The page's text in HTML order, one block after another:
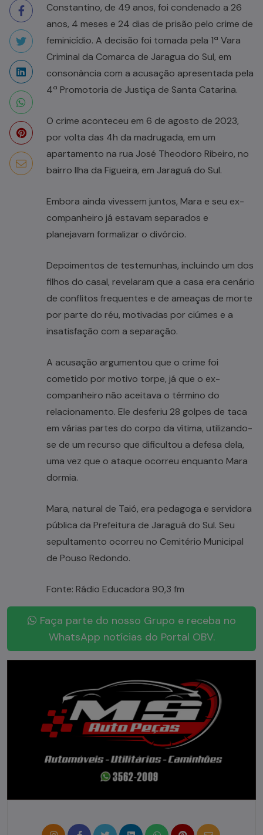
Constantino, de 49 anos, foi condenado a 26
anos, 4 meses e 24 dias de prisão pelo crime de
feminicídio. A decisão foi tomada pela 1ª Vara
Criminal da Comarca de Jaragua do Sul, em
consonância com a acusação apresentada pela
4ª Promotoria de Justiça de Santa Catarina.
O crime aconteceu em 6 de agosto de 2023,
por volta das 4h da madrugada, em um
apartamento na rua José Theodoro Ribeiro, no
bairro Ilha da Figueira, em Jaraguá do Sul.
Embora ainda vivessem juntos, Mara e seu ex-
companheiro já estavam separados e
planejavam formalizar o divórcio.
Depoimentos de testemunhas, incluindo um dos
filhos do casal, revelaram que a casa era cenário
de conflitos frequentes e de ameaças de morte
por parte do réu, motivadas por ciúmes e a
insatisfação com a separação.
A acusação argumentou que o crime foi
cometido por motivo torpe, já que o ex-
companheiro não aceitava o término do
relacionamento. Ele desferiu 28 golpes de taca
em várias partes do corpo da vítima, utilizando-
se de um recurso que dificultou a defesa dela,
uma vez que o ataque ocorreu enquanto Mara
dormia.
Mara, natural de Taió, era pedagoga e servidora
pública da Prefeitura de Jaraguá do Sul. Seu
sepultamento ocorreu no Cemitério Municipal
de Pouso Redondo.
Fonte: Rádio Educadora 90,3 fm
Faça parte do nosso Grupo e receba no
WhatsApp notícias do Portal OBV.